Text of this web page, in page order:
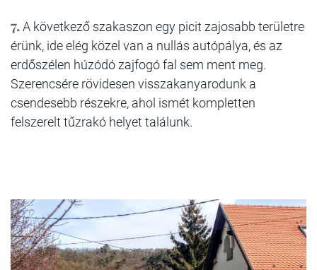
7.A következő szakaszon egy picit zajosabb területre
érünk, ide elég közel van a nullás autópálya, és az
erdőszélen húzódó zajfogó fal sem ment meg.
Szerencsére rövidesen visszakanyarodunk a
csendesebb részekre, ahol ismét kompletten
felszerelt tűzrakó helyet találunk.